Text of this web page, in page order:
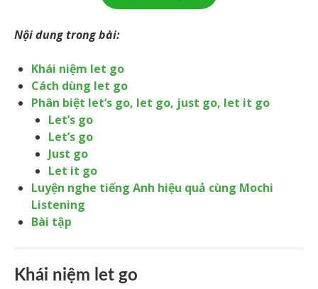
Nội dung trong bài:
Khái niệm let go
Cách dùng let go
Phân biệt let’s go, let go, just go, let it go
Let’s go
Let’s go
Just go
Let it go
Luyện nghe tiếng Anh hiệu quả cùng Mochi
Listening
Bài tập
Khái niệm let go